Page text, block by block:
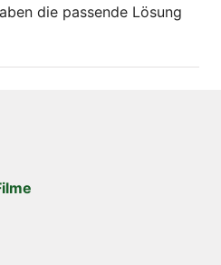
die passende Lösung